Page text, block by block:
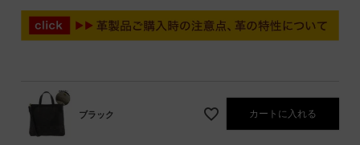
ブラック カートに入れる